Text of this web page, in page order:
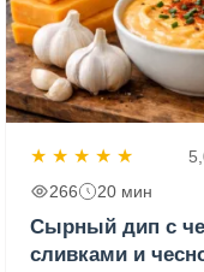
★ ★ ★ ★ ★
266
20 мин
Сырный дип с
сливками и